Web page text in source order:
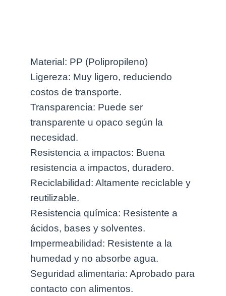
Material: PP (Polipropileno)
Ligereza: Muy ligero, reduciendo
costos de transporte.
Transparencia: Puede ser
transparente u opaco según la
necesidad.
Resistencia a impactos: Buena
resistencia a impactos, duradero.
Reciclabilidad: Altamente reciclable y
reutilizable.
Resistencia química: Resistente a
ácidos, bases y solventes.
Impermeabilidad: Resistente a la
humedad y no absorbe agua.
Seguridad alimentaria: Aprobado para
contacto con alimentos.